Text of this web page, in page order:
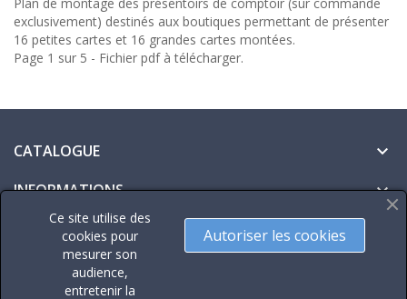
exclusivement) destinés aux boutiques permettant de présenter
16 petites cartes et 16 grandes cartes montées.
Page 1 sur 5 - Fichier pdf à télécharger.
CATALOGUE 
INFORMATIONS 
VOTRE COMPTE
CONTACT
Ce site utilise des
cookies pour
mesurer son
audience,
entretenir la
Autoriser les cookies